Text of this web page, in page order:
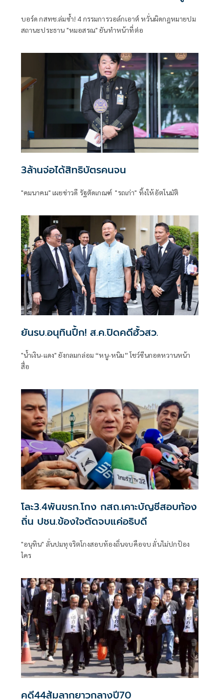
บอร์ด กสทช.ล่มซ้ำ! 4 กรรมการวอล์กเอาต์ หวั่นผิดกฎหมายปม
สถานะประธาน "หมอสรณ" ยันทำหน้าที่ต่อ
3ล้านจ่อได้สิทธิบัตรคนจน
"คมนาคม" เผยข่าวดี รัฐตัดเกณฑ์ "รถเก่า" ทิ้งให้อัตโนมัติ
ยันรบ.อนุทินปึ้ก! ส.ค.ปิดคดีฮั้วสว.
"น้ำเงิน-แดง" ยังกลมกล่อม “หนู-หนิม” โชว์ซีนกอดหวานหน้า
สื่อ
โละ3.4พันขรก.โกง กสถ.เคาะบัญชีสอบท้อง
ถิ่น ปชน.ข้องใจตัดจบแค่อธิบดี
"อนุทิน" ลั่นปมทุจริตโกงสอบท้องถิ่นจบคือจบ ลั่นไม่ปกป้อง
ใคร
คดี44ส้มลากยาวกลางปี70